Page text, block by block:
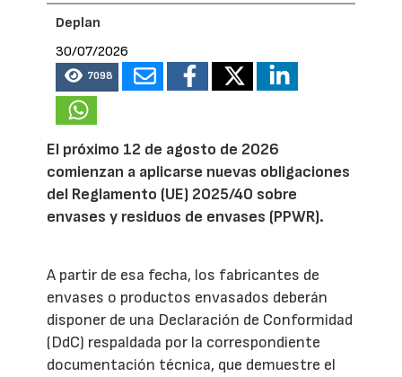
Deplan
30/07/2026
7098
El próximo 12 de agosto de 2026
comienzan a aplicarse nuevas obligaciones
del Reglamento (UE) 2025/40 sobre
envases y residuos de envases (PPWR).
A partir de esa fecha, los fabricantes de
envases o productos envasados deberán
disponer de una Declaración de Conformidad
(DdC) respaldada por la correspondiente
documentación técnica, que demuestre el